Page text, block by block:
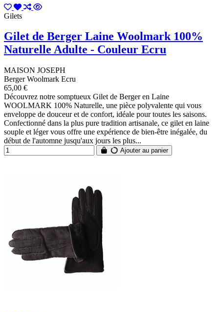
Gilets
Gilet de Berger Laine Woolmark 100%
Naturelle Adulte - Couleur Ecru
MAISON JOSEPH
Berger Woolmark Ecru
65,00 €
Découvrez notre somptueux Gilet de Berger en Laine
WOOLMARK 100% Naturelle, une pièce polyvalente qui vous
enveloppe de douceur et de confort, idéale pour toutes les saisons.
Confectionné dans la plus pure tradition artisanale, ce gilet en laine
souple et léger vous offre une expérience de bien-être inégalée, du
début de l'automne jusqu'aux jours les plus...
Ajouter au panier